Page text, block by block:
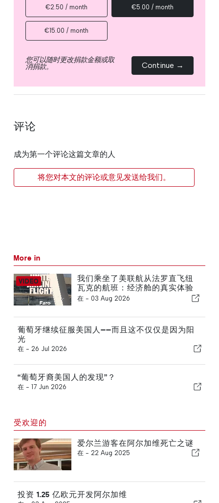
€2.50 / month €5.00 / month
€15.00 / month
您可以随时更改捐款金额或取
消捐款。 Continue →
评论
成为第一个评论这篇文章的人
将您对本文的评论或意见发送给我们。
More in
我们乘坐了美联航从法罗直飞纽
瓦克的航班：经济舱的真实体验
是这样的
在 - 03 Aug 2026
葡萄牙继续征服美国人——而且这不仅仅是因为阳
光
在 - 26 Jul 2026
“葡萄牙裔美国人的发现”？
在 - 17 Jun 2026
受欢迎的
爱尔兰游客在阿尔加维死亡之谜
在 - 22 Aug 2025
投资 1.25 亿欧元开发阿尔加维